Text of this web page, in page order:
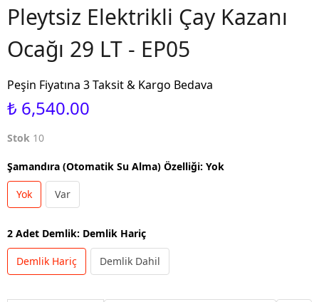
Pleytsiz Elektrikli Çay Kazanı
Ocağı 29 LT - EP05
Peşin Fiyatına 3 Taksit & Kargo Bedava
₺ 6,540.00
Stok 10
Şamandıra (Otomatik Su Alma) Özelliği: Yok
Yok Var
2 Adet Demlik: Demlik Hariç
Demlik Hariç Demlik Dahil